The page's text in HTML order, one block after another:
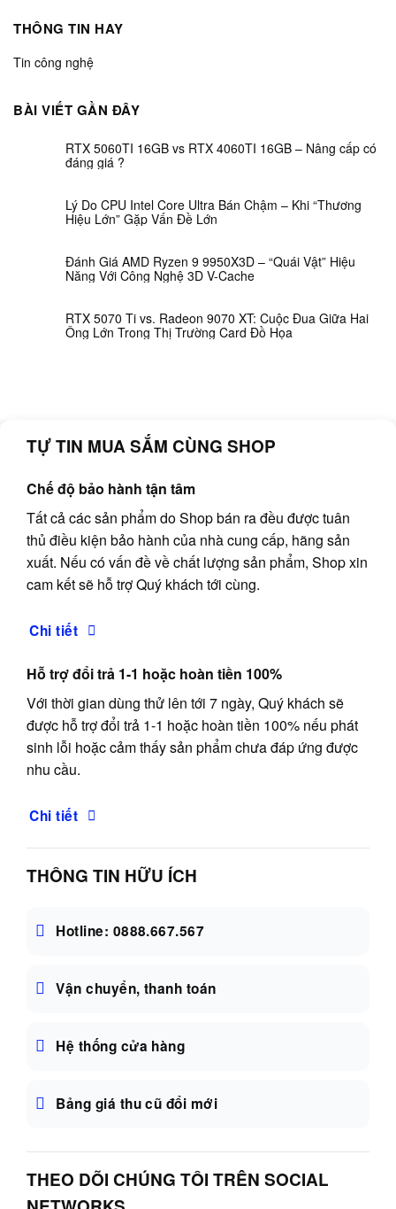
THÔNG TIN HAY
Tin công nghệ
BÀI VIẾT GẦN ĐÂY
RTX 5060TI 16GB vs RTX 4060TI 16GB – Nâng cấp có
đáng giá ?
Lý Do CPU Intel Core Ultra Bán Chậm – Khi “Thương
Hiệu Lớn” Gặp Vấn Đề Lớn
Đánh Giá AMD Ryzen 9 9950X3D – “Quái Vật” Hiệu
Năng Với Công Nghệ 3D V-Cache
RTX 5070 Ti vs. Radeon 9070 XT: Cuộc Đua Giữa Hai
Ông Lớn Trong Thị Trường Card Đồ Họa
TỰ TIN MUA SẮM CÙNG SHOP
Chế độ bảo hành tận tâm
Tất cả các sản phẩm do Shop bán ra đều được tuân
thủ điều kiện bảo hành của nhà cung cấp, hãng sản
xuất. Nếu có vấn đề về chất lượng sản phẩm, Shop xin
cam kết sẽ hỗ trợ Quý khách tới cùng.
Chi tiết
Hỗ trợ đổi trả 1-1 hoặc hoàn tiền 100%
Với thời gian dùng thử lên tới 7 ngày, Quý khách sẽ
được hỗ trợ đổi trả 1-1 hoặc hoàn tiền 100% nếu phát
sinh lỗi hoặc cảm thấy sản phẩm chưa đáp ứng được
nhu cầu.
Chi tiết
THÔNG TIN HỮU ÍCH
Hotline: 0888.667.567
Vận chuyển, thanh toán
Hệ thống cửa hàng
Bảng giá thu cũ đổi mới
THEO DÕI CHÚNG TÔI TRÊN SOCIAL